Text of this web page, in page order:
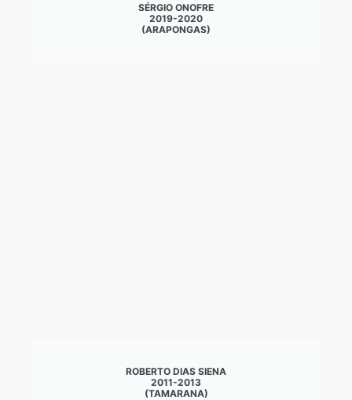
SÉRGIO ONOFRE
2019-2020
(ARAPONGAS)
ROBERTO DIAS SIENA
2011-2013
(TAMARANA)